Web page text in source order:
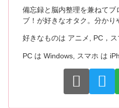
備忘録と脳内整理を兼ねてブ
ブ！が好きなオタク。分かり
好きなものは アニメ, PC，ス
PC は Windows, スマホ は